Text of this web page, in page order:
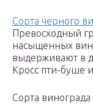
Сорта черного
Превосходный
насыщенных вин
выдерживают в
Кросс пти-буше
Сорта